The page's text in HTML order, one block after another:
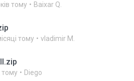
тому Baixar Q.
тому vladimir M.
тому Diego